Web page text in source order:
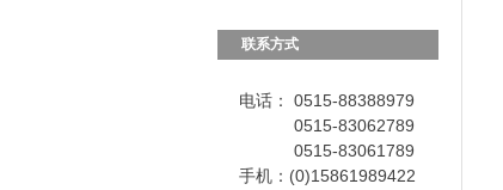
联系方式
电话： 0515-88388979
0515-83062789
0515-83061789
手机：(0)15861989422